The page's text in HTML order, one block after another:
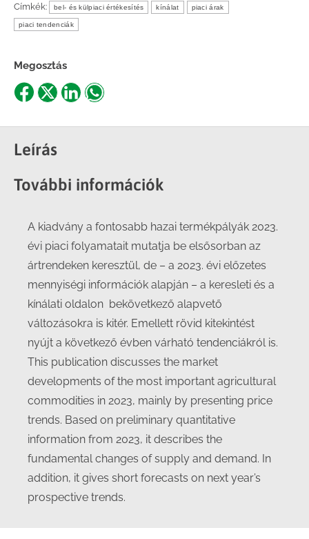
Címkék: bel- és külpiaci értékesítés kínálat piaci árak
piaci tendenciák
Megosztás
Share
Facebook
Share
X
ShareShare
Leírás
További információk
A kiadvány a fontosabb hazai termékpályák 2023.
évi piaci folyamatait mutatja be elsősorban az
ártrendeken keresztül, de – a 2023. évi előzetes
mennyiségi információk alapján – a keresleti és a
kínálati oldalon bekövetkező alapvető
változásokra is kitér. Emellett rövid kitekintést
nyújt a következő évben várható tendenciákról is.
This publication discusses the market
developments of the most important agricultural
commodities in 2023, mainly by presenting price
trends. Based on preliminary quantitative
information from 2023, it describes the
fundamental changes of supply and demand. In
addition, it gives short forecasts on next year’s
prospective trends.